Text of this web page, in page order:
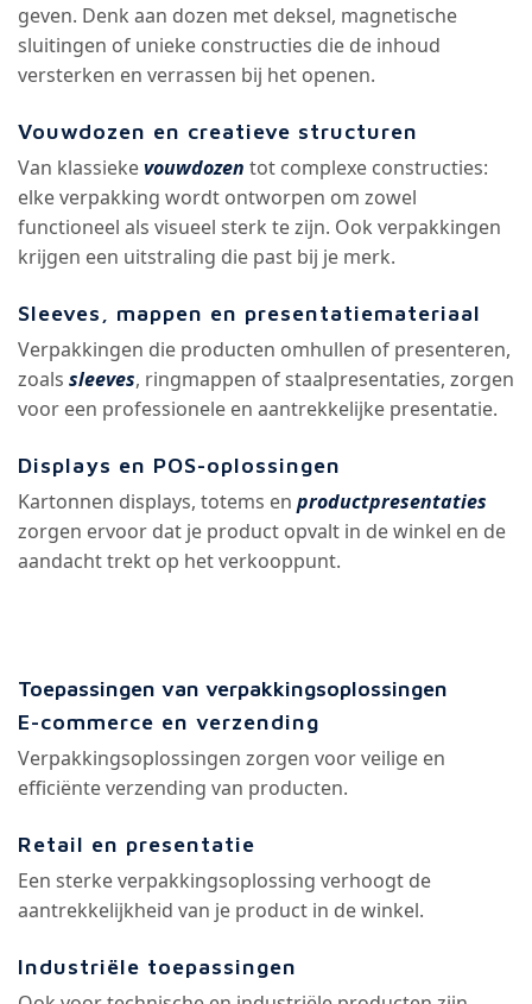
geven. Denk aan dozen met deksel, magnetische
sluitingen of unieke constructies die de inhoud
versterken en verrassen bij het openen.
Vouwdozen en creatieve structuren
Van klassiekevouwdozen tot complexe constructies:
elke verpakking wordt ontworpen om zowel
functioneel als visueel sterk te zijn. Ook verpakkingen
krijgen een uitstraling die past bij je merk.
Sleeves, mappen en presentatiemateriaal
Verpakkingen die producten omhullen of presenteren,
zoals sleeves, ringmappen of staalpresentaties, zorgen
voor een professionele en aantrekkelijke presentatie.
Displays en POS-oplossingen
Kartonnen displays, totems en productpresentaties
zorgen ervoor dat je product opvalt in de winkel en de
aandacht trekt op het verkooppunt.
Toepassingen van verpakkingsoplossingen